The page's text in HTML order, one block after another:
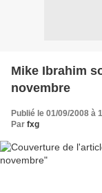
Mike Ibrahim
novembre
Publié le 01/09/2008 à
Par fxg